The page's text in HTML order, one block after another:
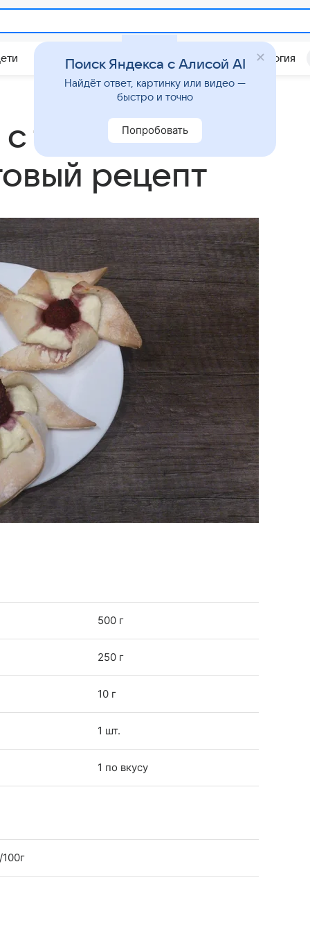
Гороскопы Стиль жизни Психология
творогом и
рецепт
500 г
250 г
10 г
1 шт.
1 по вкусу
Поиск Яндекса с Алисой AI
Найдёт ответ, картинку или видео —
быстро и точно
Попробовать